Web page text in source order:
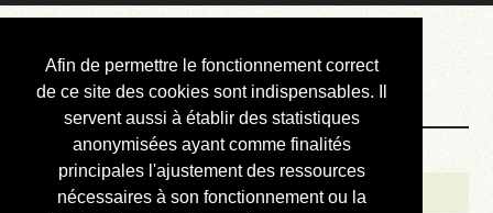
Afin de permettre le fonctionnement correct
de ce site des cookies sont indispensables. Il
servent aussi à établir des statistiques
anonymisées ayant comme finalités
principales l'ajustement des ressources
nécessaires à son fonctionnement ou la
Courbis, « LE »
Blog Officiel
Bienvenue
Réalisations